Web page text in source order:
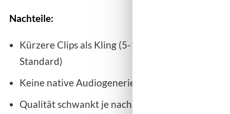
Nachteile:
Kürzere Clips als Kling (5-10 Sekunden
Standard)
Keine native Audiogenerierung (alle drei)
Qualität schwankt je nach Prompt stärker als bei